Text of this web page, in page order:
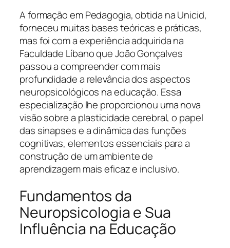
A formação em Pedagogia, obtida na Unicid,
forneceu muitas bases teóricas e práticas,
mas foi com a experiência adquirida na
Faculdade Líbano que João Gonçalves
passou a compreender com mais
profundidade a relevância dos aspectos
neuropsicológicos na educação. Essa
especialização lhe proporcionou uma nova
visão sobre a plasticidade cerebral, o papel
das sinapses e a dinâmica das funções
cognitivas, elementos essenciais para a
construção de um ambiente de
aprendizagem mais eficaz e inclusivo.
Fundamentos da
Neuropsicologia e Sua
Influência na Educação